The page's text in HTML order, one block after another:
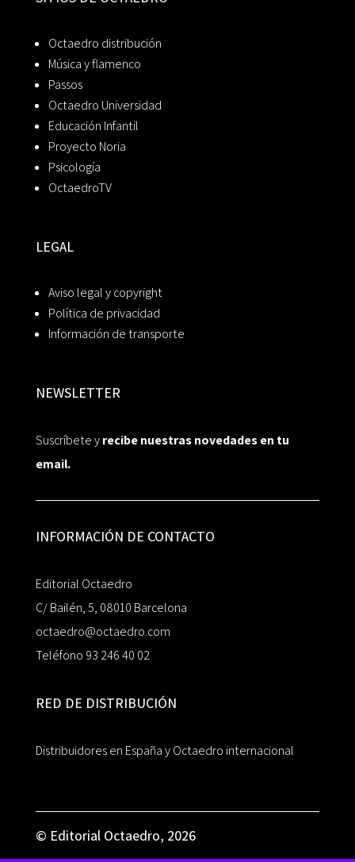
Octaedro distribución
Música y flamenco
Passos
Octaedro Universidad
Educación Infantil
Proyecto Noria
Psicología
OctaedroTV
LEGAL
Aviso legal y copyright
Política de privacidad
Información de transporte
NEWSLETTER
Suscríbete yrecibe nuestras novedades en tu
email.
INFORMACIÓN DE CONTACTO
Editorial Octaedro
C/ Bailén, 5, 08010 Barcelona
octaedro@octaedro.com
Teléfono 93 246 40 02
RED DE DISTRIBUCIÓN
Distribuidores en España y Octaedro internacional
© Editorial Octaedro, 2026